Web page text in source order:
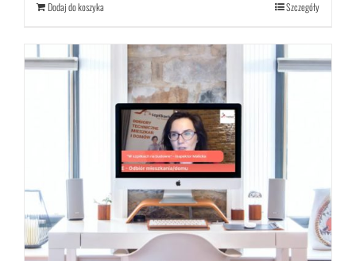
Dodaj do koszyka Szczegóły